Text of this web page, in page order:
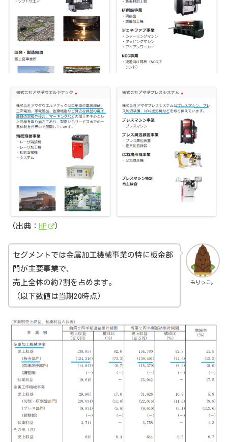
（出典： HP ）
もりっこ。
セグメントでは金属加工機械事業の特に板金部
門が主要事業で、
売上全体の約7割を占めます。
（以下数値は当期2Q時点）